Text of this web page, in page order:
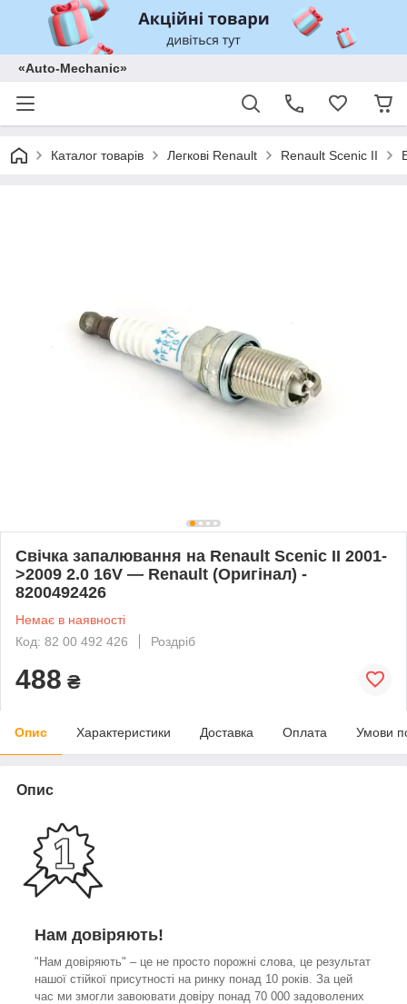
«Auto-Mechanic»
Каталог товарів Легкові Renault Renault Scenic II
Свічка запалювання на Renault Scenic II 2001-
>2009 2.0 16V — Renault (Оригінал) -
8200492426
Немає в наявності
Код: 82 00 492 426
Роздріб
488 ₴
Опис Характеристики Доставка Оплата Умови
Опис
Нам довіряють!
"Нам довіряють" – це не просто порожні слова, це результат
нашої стійкої присутності на ринку понад 10 років. За цей
час ми змогли завоювати довіру понад 70 000 задоволених